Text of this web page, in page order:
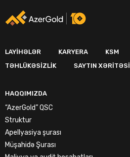
LAYIHƏLƏR KARYERA KSM
TƏHLÜKƏSIZLIK
SAYTIN XƏRITƏSI
HAQQIMIZDA
“AzerGold” QSC
Struktur
Apellyasiya şurası
Müşahidə Şurası